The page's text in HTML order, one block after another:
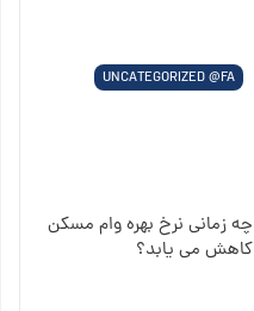
UNCATEGORIZED @FA
چه زمانی نرخ بهره وام مسکن
کاهش می یابد؟